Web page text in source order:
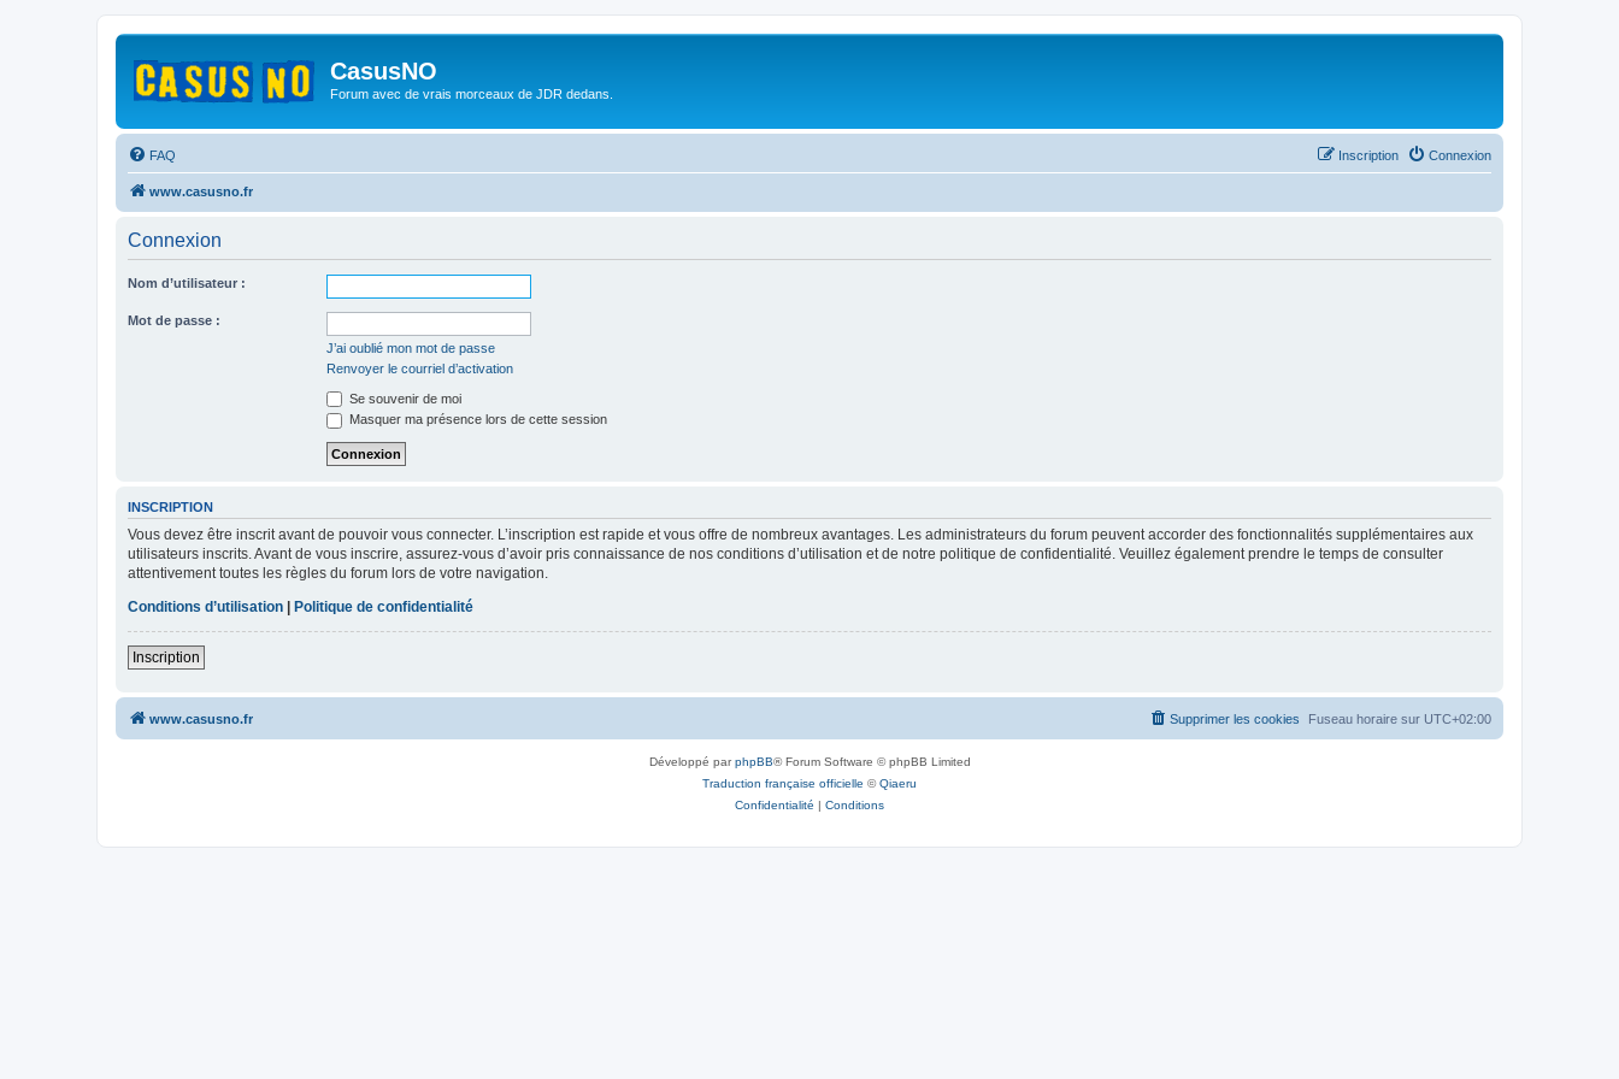
CasusNO
Forum avec de vrais morceaux de JDR dedans.
FAQ Connexion
Inscription
www.casusno.fr
Connexion
Nom d’utilisateur :
Mot de passe :
J’ai oublié mon mot de passe
Renvoyer le courriel d’activation
Se souvenir de moi
Masquer ma présence lors de cette session
INSCRIPTION
Vous devez être inscrit avant de pouvoir vous connecter. L’inscription est rapide et vous offre de nombreux avantages. Les administrateurs du forum peuvent accorder des fonctionnalités supplémentaires aux
utilisateurs inscrits. Avant de vous inscrire, assurez-vous d’avoir pris connaissance de nos conditions d’utilisation et de notre politique de confidentialité. Veuillez également prendre le temps de consulter
attentivement toutes les règles du forum lors de votre navigation.
Conditions d’utilisation
Politique de confidentialité
Inscription
www.casusno.fr Fuseau horaire sur UTC+02:00
Supprimer les cookies
Développé parphpBB® Forum Software © phpBB Limited
Traduction française officielle ©Qiaeru
Confidentialité | Conditions